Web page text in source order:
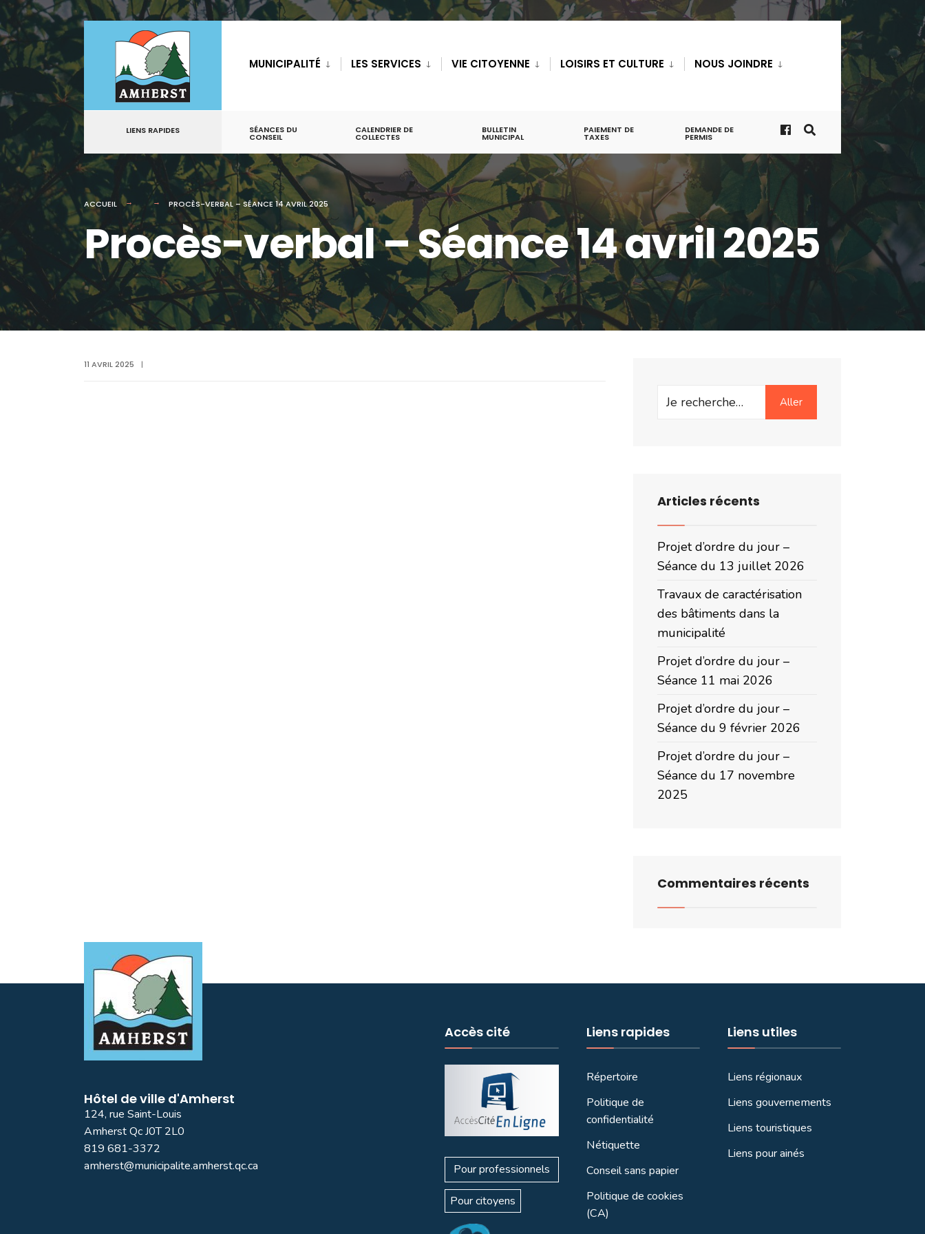
contenu
MUNICIPALITÉ LES SERVICES VIE CITOYENNE LOISIRS ET CULTURE NOUS JOINDRE
LIENS RAPIDES SÉANCES DU
CONSEIL
CALENDRIER DE
COLLECTES
BULLETIN
MUNICIPAL
PAIEMENT DE
TAXES
DEMANDE DE
PERMIS
ACCUEIL PROCÈS-VERBAL – SÉANCE 14 AVRIL 2025
Procès-verbal – Séance 14 avril 2025
11 AVRIL 2025 |
Search
Aller
Articles récents
Projet d’ordre du jour –
Séance du 13 juillet 2026
Travaux de caractérisation
des bâtiments dans la
municipalité
Projet d’ordre du jour –
Séance 11 mai 2026
Projet d’ordre du jour –
Séance du 9 février 2026
Projet d’ordre du jour –
Séance du 17 novembre
2025
Commentaires récents
Hôtel de ville d'Amherst
124, rue Saint-Louis
Amherst Qc J0T 2L0
819 681-3372
amherst@municipalite.amherst.qc.ca
Accès cité
Pour professionnels
Pour citoyens
Liens rapides
Répertoire
Politique de
confidentialité
Nétiquette
Conseil sans papier
Politique de cookies
(CA)
Liens utiles
Liens régionaux
Liens gouvernements
Liens touristiques
Liens pour ainés